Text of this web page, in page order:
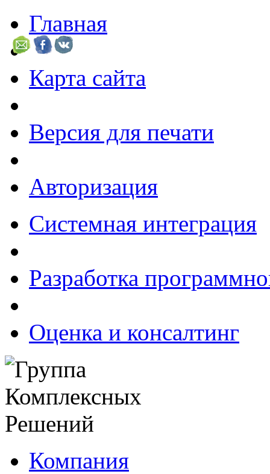
Главная
Карта сайта
Версия для печати
Авторизация
Системная интеграция
Разработка
Оценка и консалтинг
Компания